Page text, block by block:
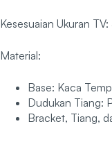
Kesesuaian Ukuran
Material:
Base: Kaca
Dudukan Tiang:
Bracket, Tiang,